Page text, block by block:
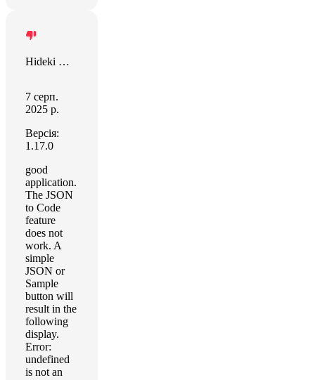
Hideki Mori
7 серп.
2025 р.
Версія:
1.17.0
good
application.
The JSON
to Code
feature
does not
work. A
simple
JSON or
Sample
button will
result in the
following
display.
Error:
undefined
is not an